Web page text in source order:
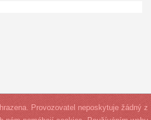
Provozovatel neposkytuje žádný z